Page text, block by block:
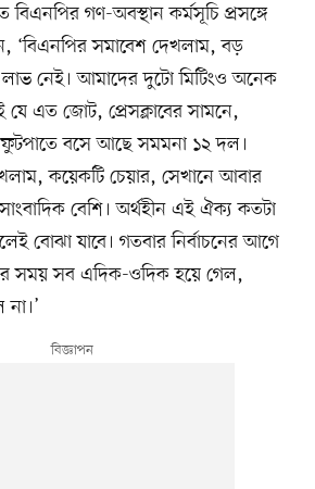
গণ-অবস্থান কর্মসূচি প্রসঙ্গে
‘বিএনপির সমাবেশ দেখলাম, বড়
লাভ নেই। আমাদের দুটো মিটিংও অনেক
এত জোট, প্রেসক্লাবের সামনে,
বসে আছে সমমনা ১২ দল।
কয়েকটি চেয়ার, সেখানে আবার
বেশি। অর্থহীন এই ঐক্য কতটা
বোঝা যাবে। গতবার নির্বাচনের আগে
সময় সব এদিক-ওদিক হয়ে গেল,